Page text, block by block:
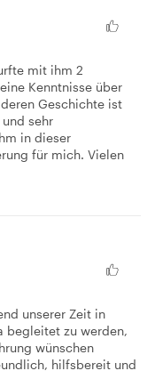
mit ihm 2
Kenntnisse über
Geschichte ist
sehr
in dieser
für mich. Vielen
unserer Zeit in
begleitet zu werden,
wünschen
hilfsbereit und